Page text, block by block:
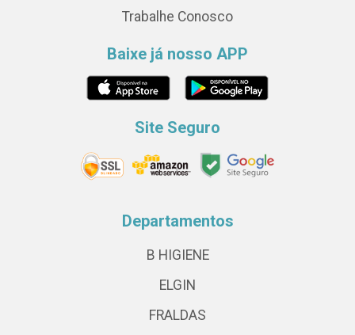
Trabalhe Conosco
Baixe já nosso APP
Site Seguro
Departamentos
B HIGIENE
ELGIN
FRALDAS